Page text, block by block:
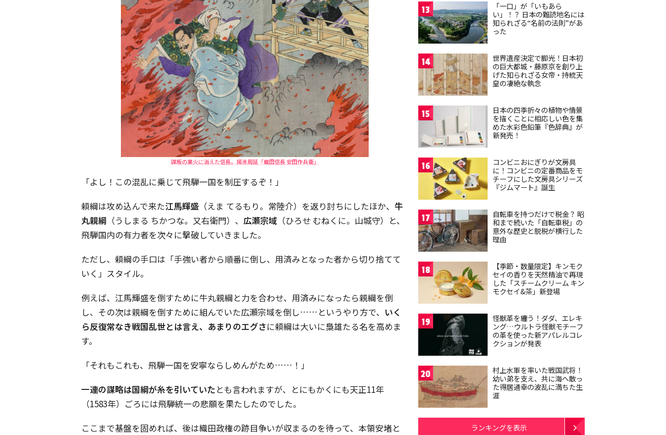
謀叛の業火に消えた信長。揚洲周延「織田信長 安田作兵衛」
「よし！この混乱に乗じて飛騨一国を制圧するぞ！」
頼綱は攻め込んで来た江馬輝盛 （えま てるもり。常陸介）を返り討ちにしたほか、 牛
丸親綱 （うしまる ちかつな。又右衛門）、 広瀬宗域 （ひろせ むねくに。山城守）と、
飛騨国内の有力者を次々に撃破していきました。
ただし、頼綱の手口は「手強い者から順番に倒し、用済みとなった者から切り捨てて
いく」スタイル。
例えば、江馬輝盛を倒すために牛丸親綱と力を合わせ、用済みになったら親綱を倒
し、その次は親綱を倒すために組んでいた広瀬宗域を倒し……というやり方で、 いく
ら反復常なき戦国乱世とは言え、あまりのエグさに頼綱は大いに梟雄たる名を高めま
す。
「それもこれも、飛騨一国を安寧ならしめんがため……！」
一連の謀略は国綱が糸を引いていたとも言われますが、とにもかくにも天正11年
（1583年）ごろには飛騨統一の悲願を果たしたのでした。
ここまで基盤を固めれば、後は織田政権の跡目争いが収まるのを待って、本領安堵と
13
「一口」が「いもあら
い」！？ 日本の難読地名には
知られざる“名前の法則”があ
った
14
世界遺産決定で脚光！日本初
の巨大都城・藤原京を創り上
げた知られざる女帝・持統天
皇の凄絶な執念
15
日本の四季折々の植物や情景
を描くことに相応しい色を集
めた水彩色鉛筆『色辞典』が
新発売！
16
コンビニおにぎりが文房具
に！コンビニの定番商品をモ
チーフにした文房具シリーズ
『ジムマート』誕生
17
自転車を持つだけで税金？ 昭
和まで続いた「自転車税」の
意外な歴史と脱税が横行した
理由
18
【季節・数量限定】キンモク
セイの香りを天然精油で再現
した「スチームクリーム キン
モクセイ&茶」新登場
19
怪獣革を纏う！ダダ、エレキ
ング…ウルトラ怪獣モチーフ
の革を使った新アパレルコレ
クションが発表
20
村上水軍を率いた戦国武将！
幼い弟を支え、共に海へ散っ
た得居通幸の波乱に満ちた生
涯
ランキングを表示